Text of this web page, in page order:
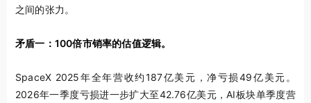
之间的张力。
矛盾一：100倍市销率的估值逻辑。
SpaceX 2025年全年营收约187亿美元，净亏损49亿美元。
2026年一季度亏损进一步扩大至42.76亿美元，AI板块单季度营